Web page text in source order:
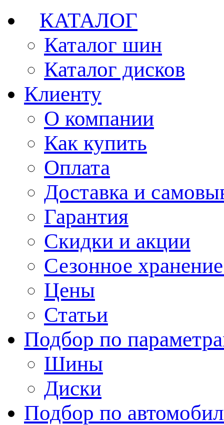
КАТАЛОГ
Каталог шин
Каталог дисков
Клиенту
О компании
Как купить
Оплата
Доставка и
Гарантия
Скидки и акции
Сезонное
Цены
Статьи
Подбор по
Шины
Диски
Подбор по